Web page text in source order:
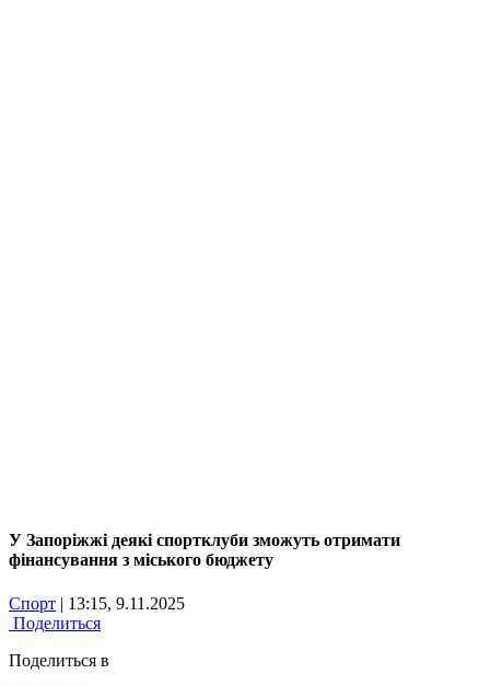
У Запоріжжі деякі спортклуби зможуть отримати
фінансування з міського бюджету
Спорт | 13:15, 9.11.2025
Поделиться
Поделиться в